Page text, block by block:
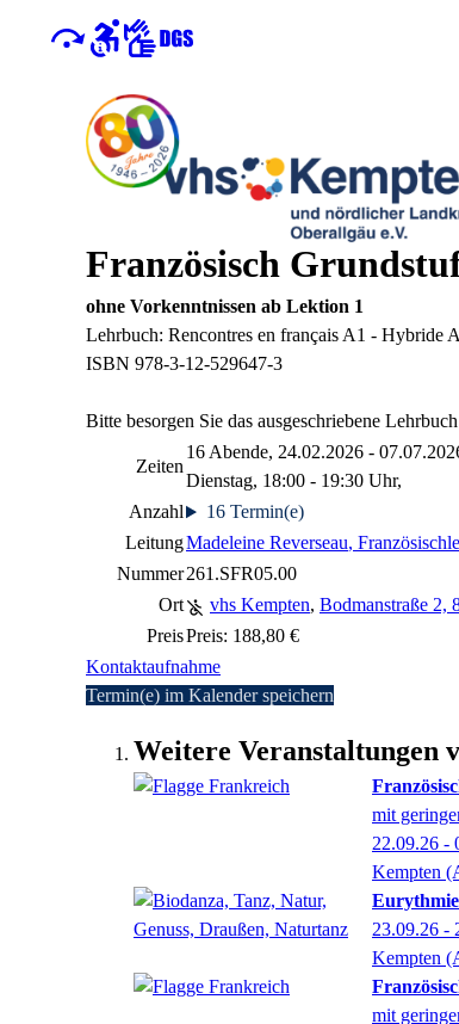
Französisch
ohne Vorkenntnissen ab Lektion 1
Lehrbuch: Rencontres en français A1 - Hybride
ISBN 978-3-12-529647-3
Bitte besorgen Sie das ausgeschriebene
Zeiten
16 Abende, 24.02.2026 -
Dienstag, 18:00 - 19:30 Uhr,
Anzahl
16 Termin(e)
LeitungMadeleine Reverseau,
Nummer261.SFR05.00
Ort
vhs Kempten, Bodmanstraße 2,
PreisPreis: 188,80 €
Kontaktaufnahme
Termin(e) im Kalender speichern
Weitere Veranstaltungen
mit
22.09.26 -
Kempten
23.09.26 -
Kempten
mit